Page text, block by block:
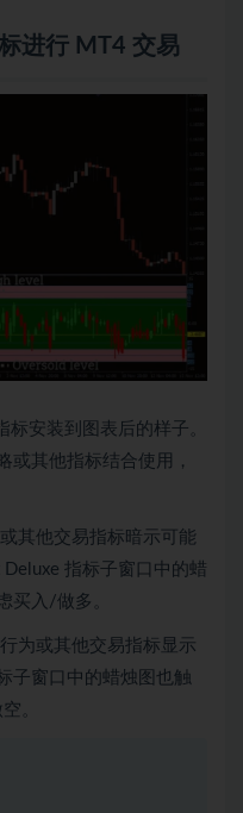
进行 MT4 交易
标安装到图表后的样子。
或其他指标结合使用，
其他交易指标暗示可能
指标子窗口中的蜡
买入/做多。
为或其他交易指标显示
子窗口中的蜡烛图也触
。